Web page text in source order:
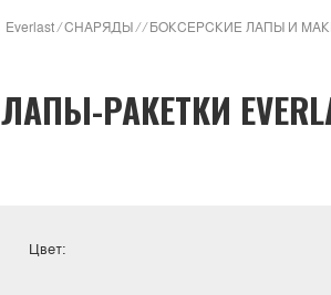
Everlast/СНАРЯДЫ// БОКСЕРСКИЕ ЛАПЫ И
ЛАПЫ-РАКЕТКИ
Цвет: